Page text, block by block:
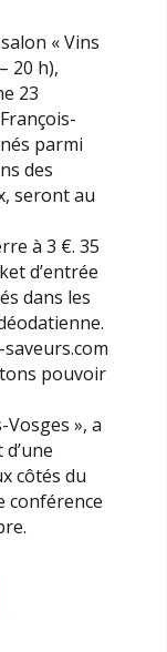
« Vins
20 h),
23
parmi
des
seront au
à 3 €. 35
d’entrée
dans les
pouvoir
», a
côtés du
conférence